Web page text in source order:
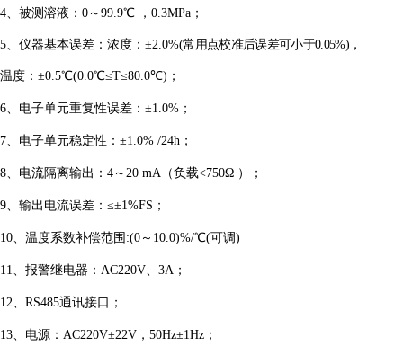
4、被测溶液：0～99.9℃ ，0.3MPa；
5、仪器基本误差：浓度：±2.0%(常用点校准后误差可小于0.05%) ，
温度：±0.5℃(0.0℃≤T≤80.0℃)；
6、电子单元重复性误差：±1.0%；
7、电子单元稳定性：±1.0% /24h；
8、电流隔离输出：4～20 mA（负载<750Ω ）；
9、输出电流误差：≤±1%FS；
10、温度系数补偿范围:(0～10.0)%/℃(可调)
11、报警继电器：AC220V、3A；
12、RS485通讯接口；
13、电源：AC220V±22V，50Hz±1Hz；